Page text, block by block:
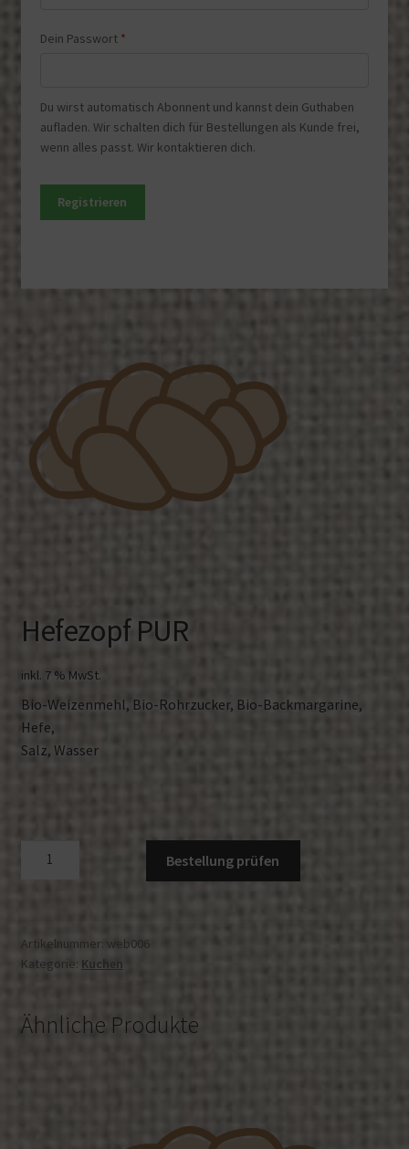
Dein Passwort *
Du wirst automatisch Abonnent und kannst dein Guthaben
aufladen. Wir schalten dich für Bestellungen als Kunde frei,
wenn alles passt. Wir kontaktieren dich.
Registrieren
Hefezopf PUR
inkl. 7 % MwSt.
Bio-Weizenmehl, Bio-Rohrzucker, Bio-Backmargarine,
Hefe,
Salz, Wasser
Hefezopf
Bestellung prüfen
Artikelnummer: web006
Kategorie: Kuchen
Ähnliche Produkte